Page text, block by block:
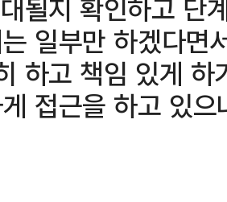
될지 확인하고 단
일부만 하겠다면
하고 책임 있게
접근을 하고 있